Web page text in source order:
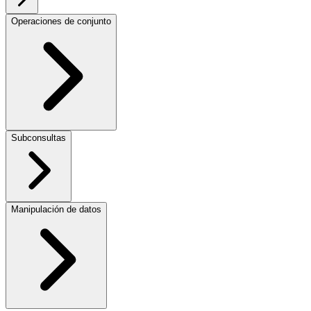
Operaciones de conjunto
Subconsultas
Manipulación de datos